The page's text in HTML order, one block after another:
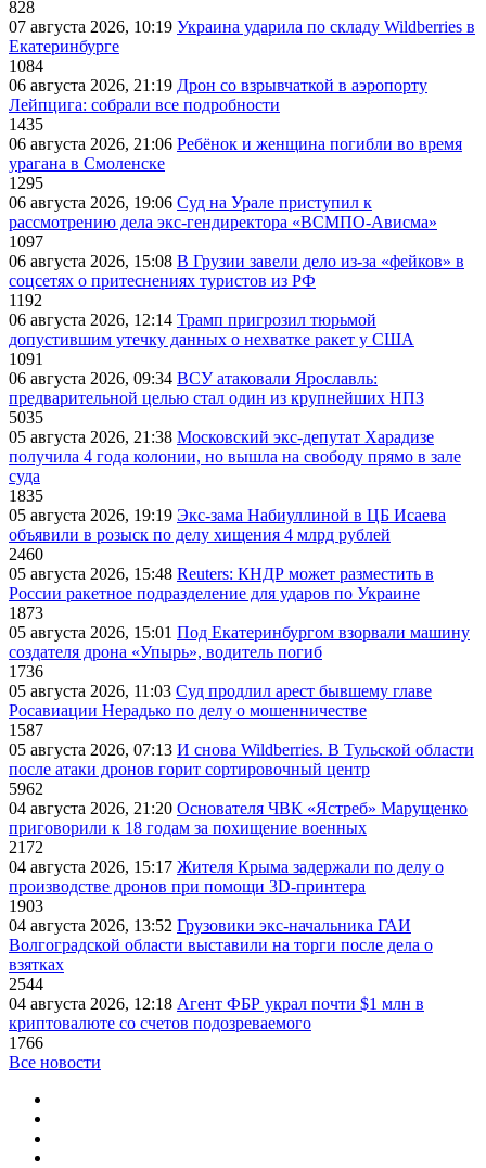
828
07 августа 2026, 10:19 Украина ударила по складу Wildberries в
Екатеринбурге
1084
06 августа 2026, 21:19 Дрон со взрывчаткой в аэропорту
Лейпцига: собрали все подробности
1435
06 августа 2026, 21:06 Ребёнок и женщина погибли во время
урагана в Смоленске
1295
06 августа 2026, 19:06 Суд на Урале приступил к
рассмотрению дела экс-гендиректора «ВСМПО-Ависма»
1097
06 августа 2026, 15:08 В Грузии завели дело из-за «фейков» в
соцсетях о притеснениях туристов из РФ
1192
06 августа 2026, 12:14 Трамп пригрозил тюрьмой
допустившим утечку данных о нехватке ракет у США
1091
06 августа 2026, 09:34 ВСУ атаковали Ярославль:
предварительной целью стал один из крупнейших НПЗ
5035
05 августа 2026, 21:38 Московский экс-депутат Харадизе
получила 4 года колонии, но вышла на свободу прямо в зале
суда
1835
05 августа 2026, 19:19 Экс-зама Набиуллиной в ЦБ Исаева
объявили в розыск по делу хищения 4 млрд рублей
2460
05 августа 2026, 15:48 Reuters: КНДР может разместить в
России ракетное подразделение для ударов по Украине
1873
05 августа 2026, 15:01 Под Екатеринбургом взорвали машину
создателя дрона «Упырь», водитель погиб
1736
05 августа 2026, 11:03 Суд продлил арест бывшему главе
Росавиации Нерадько по делу о мошенничестве
1587
05 августа 2026, 07:13 И снова Wildberries. В Тульской области
после атаки дронов горит сортировочный центр
5962
04 августа 2026, 21:20 Основателя ЧВК «Ястреб» Марущенко
приговорили к 18 годам за похищение военных
2172
04 августа 2026, 15:17 Жителя Крыма задержали по делу о
производстве дронов при помощи 3D‑принтера
1903
04 августа 2026, 13:52 Грузовики экс-начальника ГАИ
Волгоградской области выставили на торги после дела о
взятках
2544
04 августа 2026, 12:18 Агент ФБР украл почти $1 млн в
криптовалюте со счетов подозреваемого
1766
Все новости